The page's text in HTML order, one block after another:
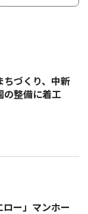
ちづくり、中新
の整備に着工
ロー」マンホー